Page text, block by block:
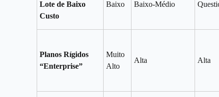
Lote de Baixo
Custo
Baixo Baixo-Médio
Planos Rígidos
“Enterprise”
Muito
Alto
Alta Alta